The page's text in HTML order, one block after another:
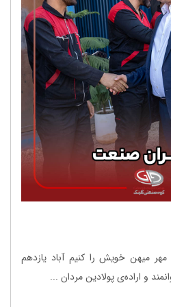
میهن خویش را کنیم آباد یازدهم
و اراده‌ی پولادین مردان ...